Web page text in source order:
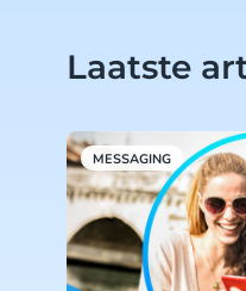
Laatste
MESSAGING